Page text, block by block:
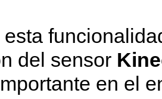
del sensor
en el